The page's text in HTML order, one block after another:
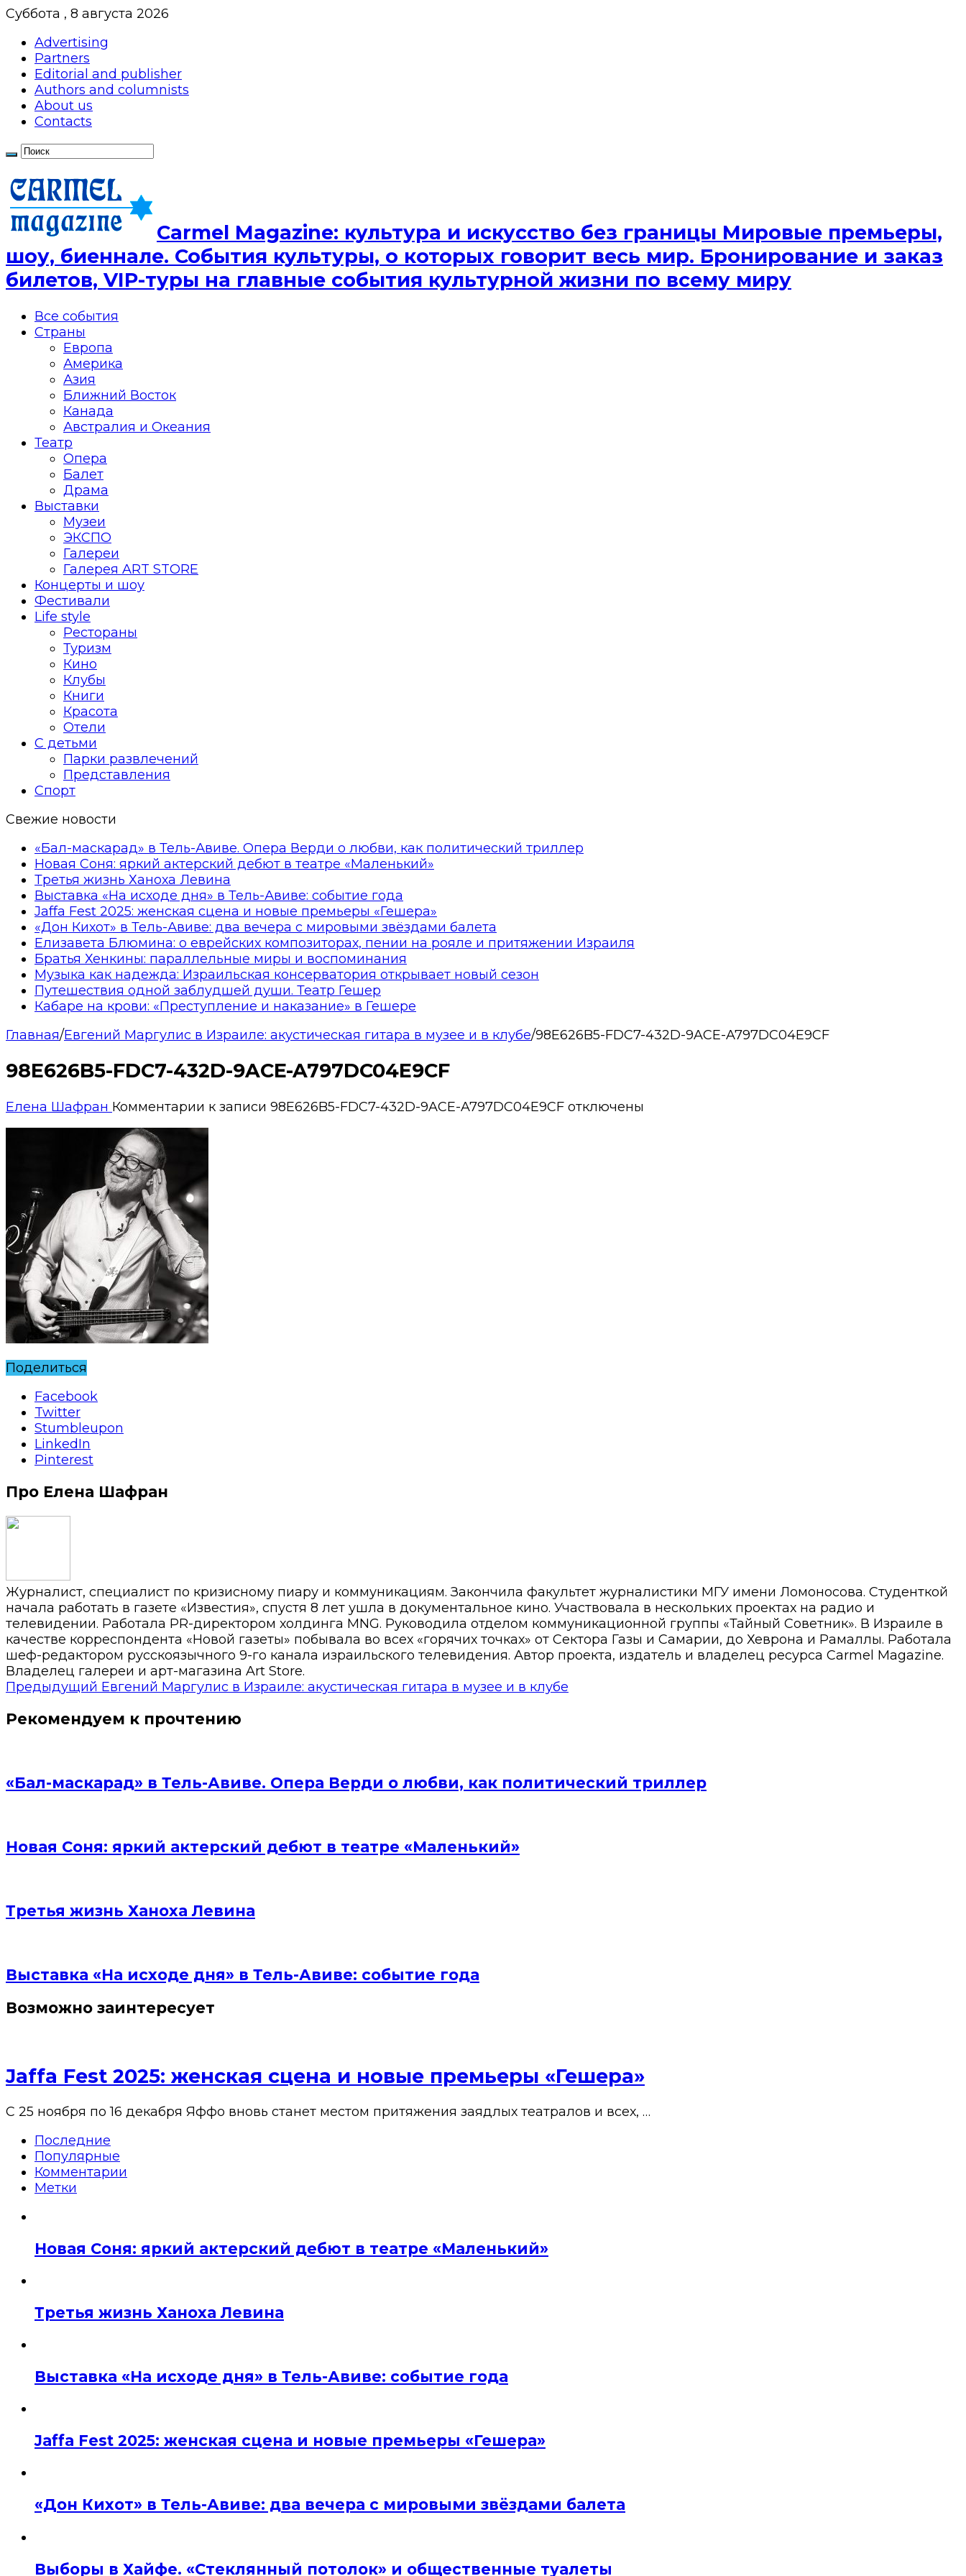
Суббота , 8 августа 2026
Advertising
Partners
Editorial and publisher
Authors and columnists
About us
Contacts
Сarmel Magazine: культура и искусство без границы Мировые премьеры,
шоу, биеннале. События культуры, о которых говорит весь мир. Бронирование и заказ
билетов, VIP-туры на главные события культурной жизни по всему миру
Все события
Страны
Европа
Америка
Азия
Ближний Восток
Канада
Австралия и Океания
Театр
Опера
Балет
Драма
Выставки
Музеи
ЭКСПО
Галереи
Галерея ART STORE
Концерты и шоу
Фестивали
Life style
Рестораны
Туризм
Кино
Клубы
Книги
Красота
Отели
С детьми
Парки развлечений
Представления
Спорт
Свежие новости
«Бал-маскарад» в Тель-Авиве. Опера Верди о любви, как политический триллер
Новая Соня: яркий актерский дебют в театре «Маленький»
Третья жизнь Ханоха Левина
Выставка «На исходе дня» в Тель-Авиве: событие года
Jaffa Fest 2025: женская сцена и новые премьеры «Гешера»
«Дон Кихот» в Тель-Авиве: два вечера с мировыми звёздами балета
Елизавета Блюмина: о еврейских композиторах, пении на рояле и притяжении Израиля
Братья Хенкины: параллельные миры и воспоминания
Музыка как надежда: Израильская консерватория открывает новый сезон
Путешествия одной заблудшей души. Театр Гешер
Кабаре на крови: «Преступление и наказание» в Гешере
Главная/Евгений Маргулис в Израиле: акустическая гитара в музее и в клубе/98E626B5-FDC7-432D-9ACE-A797DC04E9CF
98E626B5-FDC7-432D-9ACE-A797DC04E9CF
Елена Шафран Комментарии к записи 98E626B5-FDC7-432D-9ACE-A797DC04E9CF отключены
Поделиться
Facebook
Twitter
Stumbleupon
LinkedIn
Pinterest
Про Елена Шафран
Журналист, специалист по кризисному пиару и коммуникациям. Закончила факультет журналистики МГУ имени Ломоносова. Студенткой
начала работать в газете «Известия», спустя 8 лет ушла в документальное кино. Участвовала в нескольких проектах на радио и
телевидении. Работала PR-директором холдинга MNG. Руководила отделом коммуникационной группы «Тайный Советник». В Израиле в
качестве корреспондента «Новой газеты» побывала во всех «горячих точках» от Сектора Газы и Самарии, до Хеврона и Рамаллы. Работала
шеф-редактором русскоязычного 9-го канала израильского телевидения. Автор проекта, издатель и владелец ресурса Carmel Magazine.
Владелец галереи и арт-магазина Art Store.
Предыдущий Евгений Маргулис в Израиле: акустическая гитара в музее и в клубе
Рекомендуем к прочтению
«Бал-маскарад» в Тель-Авиве. Опера Верди о любви, как политический триллер
Новая Соня: яркий актерский дебют в театре «Маленький»
Третья жизнь Ханоха Левина
Выставка «На исходе дня» в Тель-Авиве: событие года
Возможно заинтересует
Jaffa Fest 2025: женская сцена и новые премьеры «Гешера»
С 25 ноября по 16 декабря Яффо вновь станет местом притяжения заядлых театралов и всех, …
Последние
Популярные
Комментарии
Метки
Новая Соня: яркий актерский дебют в театре «Маленький»
Третья жизнь Ханоха Левина
Выставка «На исходе дня» в Тель-Авиве: событие года
Jaffa Fest 2025: женская сцена и новые премьеры «Гешера»
«Дон Кихот» в Тель-Авиве: два вечера с мировыми звёздами балета
Выборы в Хайфе. «Стеклянный потолок» и общественные туалеты